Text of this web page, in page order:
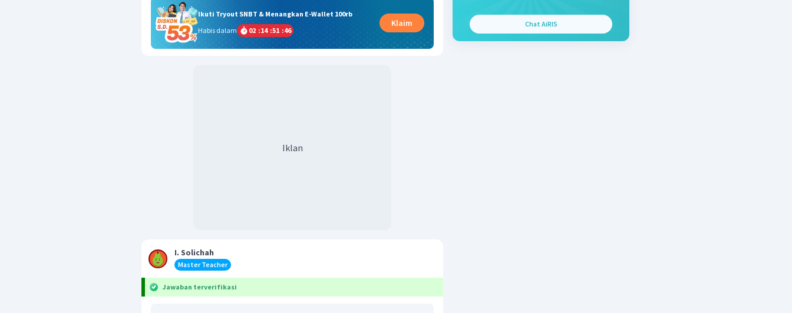
Ikuti Tryout SNBT & Menangkan E-Wallet 100rb
Habis dalam
02 :14 :51 :46
Klaim
Iklan
I. Solichah
Master Teacher
Jawaban terverifikasi
Chat AiRIS